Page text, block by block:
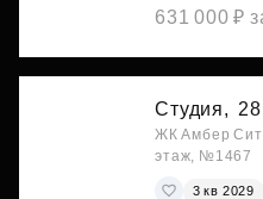
631 000 ₽
Студия,
ЖК Амбер
этаж, №1467
3 кв 2029